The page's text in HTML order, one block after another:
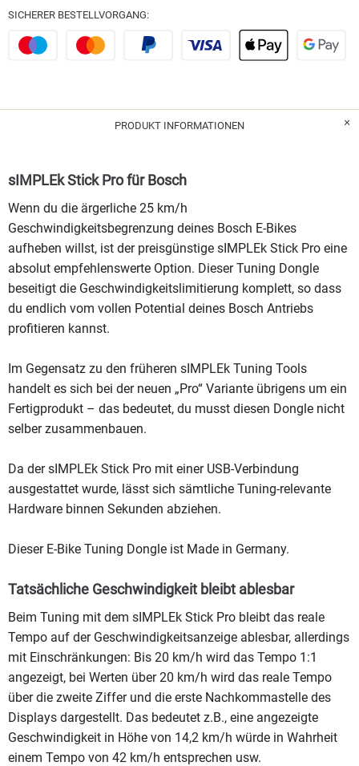
SICHERER BESTELLVORGANG:
PRODUKT INFORMATIONEN
sIMPLEk Stick Pro für Bosch
Wenn du die ärgerliche 25 km/h
Geschwindigkeitsbegrenzung deines Bosch E-Bikes
aufheben willst, ist der preisgünstige sIMPLEk Stick Pro eine
absolut empfehlenswerte Option. Dieser Tuning Dongle
beseitigt die Geschwindigkeitslimitierung komplett, so dass
du endlich vom vollen Potential deines Bosch Antriebs
profitieren kannst.
Im Gegensatz zu den früheren sIMPLEk Tuning Tools
handelt es sich bei der neuen „Pro“ Variante übrigens um ein
Fertigprodukt – das bedeutet, du musst diesen Dongle nicht
selber zusammenbauen.
Da der sIMPLEk Stick Pro mit einer USB-Verbindung
ausgestattet wurde, lässt sich sämtliche Tuning-relevante
Hardware binnen Sekunden abziehen.
Dieser E-Bike Tuning Dongle ist Made in Germany.
Tatsächliche Geschwindigkeit bleibt ablesbar
Beim Tuning mit dem sIMPLEk Stick Pro bleibt das reale
Tempo auf der Geschwindigkeitsanzeige ablesbar, allerdings
mit Einschränkungen: Bis 20 km/h wird das Tempo 1:1
angezeigt, bei Werten über 20 km/h wird das reale Tempo
über die zweite Ziffer und die erste Nachkommastelle des
Displays dargestellt. Das bedeutet z.B., eine angezeigte
Geschwindigkeit in Höhe von 14,2 km/h würde in Wahrheit
einem Tempo von 42 km/h entsprechen usw.